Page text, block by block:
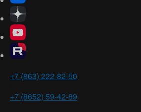
+7 (863) 222-82-50
+7 (8652) 59-42-89